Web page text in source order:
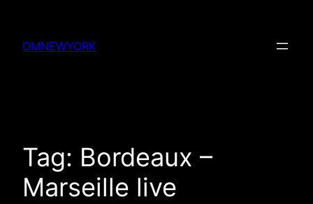
content
OMNEWYORK
Tag: Bordeaux –
Marseille live